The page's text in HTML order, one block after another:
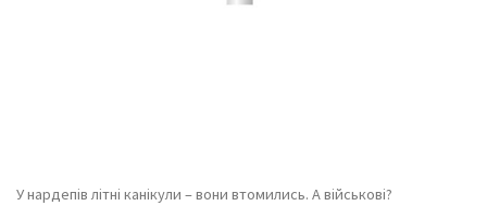
У нардепів літні канікули – вони втомились. А військові?